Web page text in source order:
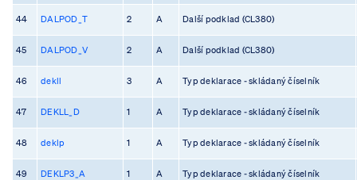
44 DALPOD_T 2 A Další podklad (CL380)
45 DALPOD_V 2 A Další podklad (CL380)
46 dekll 3 A Typ deklarace - skládaný číselník
47 DEKLL_D 1 A Typ deklarace - skládaný číselník
48 deklp 1 A Typ deklarace - skládaný číselník
49 DEKLP3_A 1 A Typ deklarace - skládaný číselník